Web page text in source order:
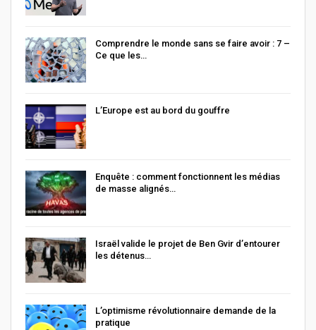
Comprendre le monde sans se faire avoir : 7 –
Ce que les…
L’Europe est au bord du gouffre
Enquête : comment fonctionnent les médias
de masse alignés…
Israël valide le projet de Ben Gvir d’entourer
les détenus…
L’optimisme révolutionnaire demande de la
pratique